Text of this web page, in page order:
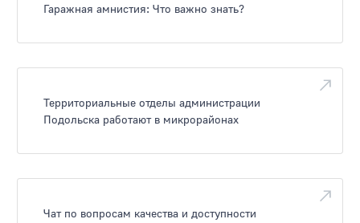
Гаражная амнистия: Что важно знать?
Территориальные отделы администрации
Подольска работают в микрорайонах
Чат по вопросам качества и доступности